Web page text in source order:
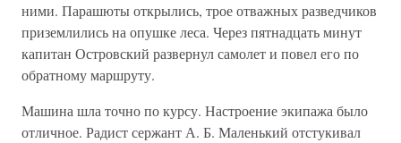
ними. Парашюты открылись, трое отважных разведчиков
приземлились на опушке леса. Через пятнадцать минут
капитан Островский развернул самолет и повел его по
обратному маршруту.
Машина шла точно по курсу. Настроение экипажа было
отличное. Радист сержант А. Б. Маленький отстукивал